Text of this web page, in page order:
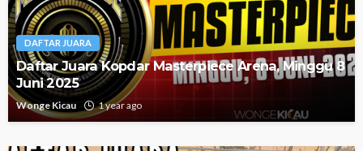
DAFTAR JUARA
Daftar Juara Kopdar Masterpiece Arena, Minggu 8
Juni 2025
Wonge Kicau 1 year ago